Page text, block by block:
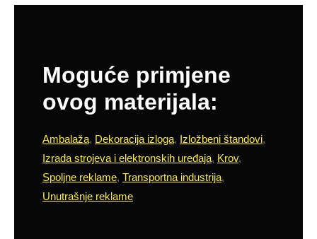
Moguće primjene
ovog materijala:
Ambalaža, Dekoracija izloga, Izložbeni štandovi,
Izrada strojeva i elektronskih uređaja, Krov,
Spoljne reklame, Transportna industrija,
Unutrašnje reklame